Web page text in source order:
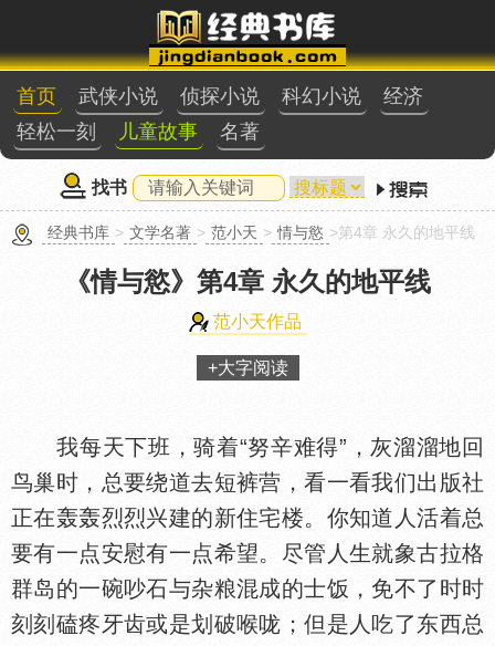
首页 武侠小说 侦探小说 科幻小说
经济
轻松一刻
儿童故事 名著
找书
经典书库 > 文学名著 > 范小天 > 情与慾 >第4章 永久的地平线
《情与慾》 第4章 永久的地平线
范小天作品
+大字阅读
我每天下班，骑着“努辛难得”，灰溜溜地回
鸟巢时，总要绕道去短裤营，看一看我们出版社
正在轰轰烈烈兴建的新住宅楼。你知道人活着总
要有一点安慰有一点希望。尽管人生就象古拉格
群岛的一碗吵石与杂粮混成的士饭，免不了时时
刻刻磕疼牙齿或是划破喉咙；但是人吃了东西总